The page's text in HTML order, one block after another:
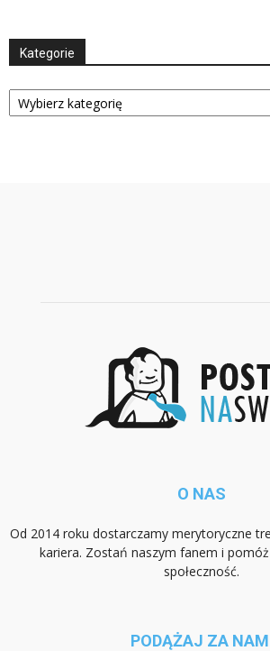
Kategorie
Kategorie
O NAS
Od 2014 roku dostarczamy merytoryczne
kariera. Zostań naszym fanem i
społeczność.
PODĄŻAJ ZA